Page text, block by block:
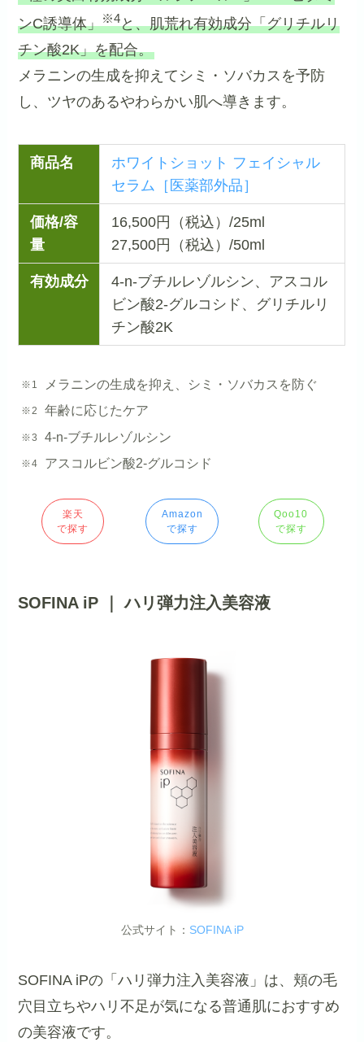
ンC誘導体」※4と、肌荒れ有効成分「グリチルリ
チン酸2K」を配合。
メラニンの生成を抑えてシミ・ソバカスを予防
し、ツヤのあるやわらかい肌へ導きます。
商品名
ホワイトショット フェイシャル
セラム［医薬部外品］
価格/容
量
16,500円（税込）/25ml
27,500円（税込）/50ml
有効成分
4-n-ブチルレゾルシン、アスコル
ビン酸2-グルコシド、グリチルリ
チン酸2K
メラニンの生成を抑え、シミ・ソバカスを防ぐ
年齢に応じたケア
4-n-ブチルレゾルシン
アスコルビン酸2-グルコシド
楽天
で探す
Amazon
で探す
Qoo10
で探す
SOFINA iP ｜ ハリ弾力注入美容液
公式サイト： SOFINA iP
SOFINA iPの「ハリ弾力注入美容液」は、頬の毛
穴目立ちやハリ不足が気になる普通肌におすすめ
の美容液です。